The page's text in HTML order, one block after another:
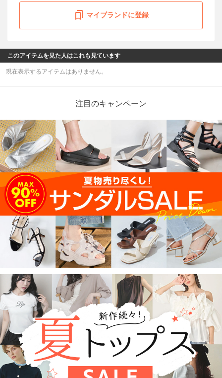
マイブランドに登録
このアイテムを見た人はこれも見ています
現在表示するアイテムはありません。
注目のキャンペーン